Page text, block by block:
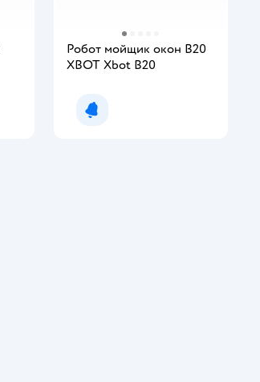
Робот мойщик окон B20
XBOT Xbot B20
Уведомить о появлении